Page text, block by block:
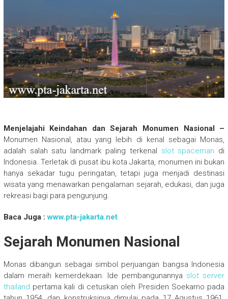
Menjelajahi Keindahan dan Sejarah Monumen Nasional –
Monumen Nasional, atau yang lebih di kenal sebagai Monas,
adalah salah satu landmark paling terkenal slot spaceman di
Indonesia. Terletak di pusat ibu kota Jakarta, monumen ini bukan
hanya sekadar tugu peringatan, tetapi juga menjadi destinasi
wisata yang menawarkan pengalaman sejarah, edukasi, dan juga
rekreasi bagi para pengunjung.
Baca Juga :www.pta-jakarta.net
Sejarah Monumen Nasional
Monas dibangun sebagai simbol perjuangan bangsa Indonesia
dalam meraih kemerdekaan. Ide pembangunannya slot server
thailand pertama kali di cetuskan oleh Presiden Soekarno pada